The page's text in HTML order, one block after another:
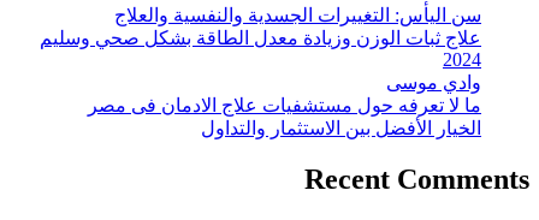
سن اليأس: التغييرات الجسدية والنفسية والعلاج
علاج ثبات الوزن وزيادة معدل الطاقة بشكل صحي وسليم
2024
وادي موسى
ما لا تعرفه حول مستشفيات علاج الادمان فى مصر
الخيار الأفضل بين الاستثمار والتداول
Recent Comments